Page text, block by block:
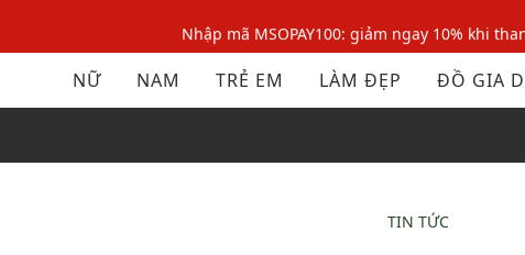
Nhập mã MSOPAY100: giảm ngay 10% khi
Nhập mã: MSOXINCHAO - Giảm 10% đơn đầu
Nhập mã MSOPAY100: giảm ngay 10% khi
NỮ NAM TRẺ EM LÀM ĐẸP ĐỒ GIA
TIN TỨC